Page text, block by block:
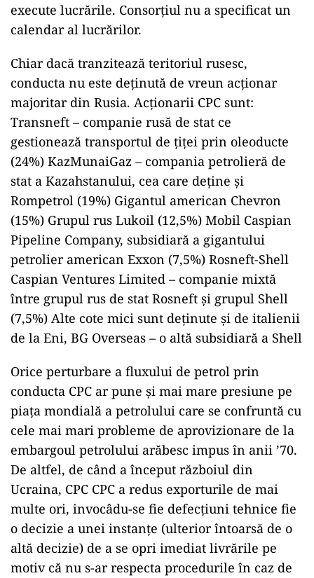
execute lucrările. Consorțiul nu a specificat un
calendar al lucrărilor.
Chiar dacă tranzitează teritoriul rusesc,
conducta nu este deținută de vreun acționar
majoritar din Rusia. Acționarii CPC sunt:
Transneft – companie rusă de stat ce
gestionează transportul de țiței prin oleoducte
(24%) KazMunaiGaz – compania petrolieră de
stat a Kazahstanului, cea care deține și
Rompetrol (19%) Gigantul american Chevron
(15%) Grupul rus Lukoil (12,5%) Mobil Caspian
Pipeline Company, subsidiară a gigantului
petrolier american Exxon (7,5%) Rosneft-Shell
Caspian Ventures Limited – companie mixtă
între grupul rus de stat Rosneft și grupul Shell
(7,5%) Alte cote mici sunt deținute și de italienii
de la Eni, BG Overseas – o altă subsidiară a Shell
Orice perturbare a fluxului de petrol prin
conducta CPC ar pune și mai mare presiune pe
piața mondială a petrolului care se confruntă cu
cele mai mari probleme de aprovizionare de la
embargoul petrolului arăbesc impus în anii ’70.
De altfel, de când a început războiul din
Ucraina, CPC CPC a redus exporturile de mai
multe ori, invocâdu-se fie defecțiuni tehnice fie
o decizie a unei instanțe (ulterior întoarsă de o
altă decizie) de a se opri imediat livrările pe
motiv că nu s-ar respecta procedurile în caz de